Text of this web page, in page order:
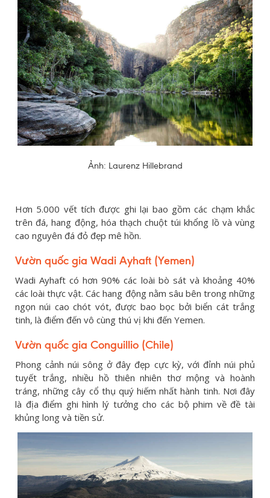
Ảnh: Laurenz Hillebrand
Hơn 5.000 vết tích được ghi lại bao gồm các chạm khắc
trên đá, hang động, hóa thạch chuột túi khổng lồ và vùng
cao nguyên đá đỏ đẹp mê hồn.
Vườn quốc gia Wadi Ayhaft (Yemen)
Wadi Ayhaft có hơn 90% các loài bò sát và khoảng 40%
các loài thực vật. Các hang động nằm sâu bên trong những
ngọn núi cao chót vót, được bao bọc bởi biển cát trắng
tinh, là điểm đến vô cùng thú vị khi đến Yemen.
Vườn quốc gia Conguillio (Chile)
Phong cảnh núi sông ở đây đẹp cực kỳ, với đỉnh núi phủ
tuyết trắng, nhiều hồ thiên nhiên thơ mộng và hoành
tráng, những cây cổ thụ quý hiếm nhất hành tinh. Nơi đây
là địa điểm ghi hình lý tưởng cho các bộ phim về đề tài
khủng long và tiền sử.